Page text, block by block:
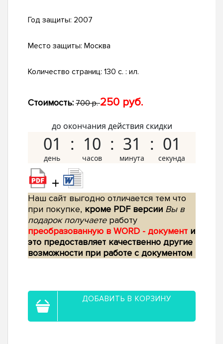
Год защиты: 2007
Место защиты: Москва
Количество страниц: 130 с. : ил.
Стоимость: 700 р.250 руб.
до окончания действия скидки
01 10 31 00
+
Наш сайт выгодно отличается тем что
при покупке, кроме PDF версии Вы в
подарок получаетеработу
преобразованную в WORD - документ и
это предоставляет качественно другие
возможности при работе с документом
ДОБАВИТЬ В КОРЗИНУ